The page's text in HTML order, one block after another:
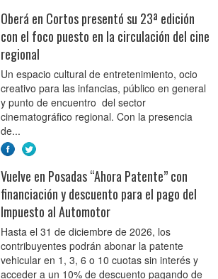
Oberá en Cortos presentó su 23ª edición
con el foco puesto en la circulación del cine
regional
Un espacio cultural de entretenimiento, ocio
creativo para las infancias, público en general
y punto de encuentro del sector
cinematográfico regional. Con la presencia
de...
Vuelve en Posadas “Ahora Patente” con
financiación y descuento para el pago del
Impuesto al Automotor
Hasta el 31 de diciembre de 2026, los
contribuyentes podrán abonar la patente
vehicular en 1, 3, 6 o 10 cuotas sin interés y
acceder a un 10% de descuento pagando de